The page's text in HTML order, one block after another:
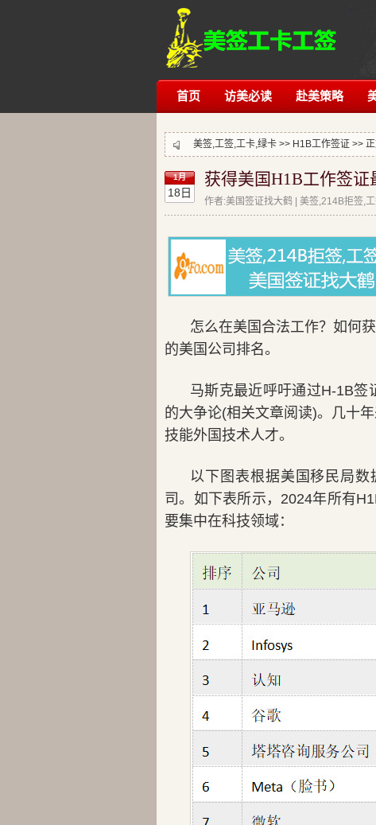
首页 访美必读 赴美策略
美签,工签,工卡,绿卡 >> H1B工作签证 >>
1月
18日
获得美国H1B工作签证
作者:美国签证找大鹤 | 美签,214B拒签,
怎么在美国合法工作？如何
的美国公司排名。
马斯克最近呼吁通过H-1B签
的大争论(相关文章阅读)。几十
技能外国技术人才。
以下图表根据美国移民局
司。如下表所示，2024年所有
要集中在科技领域：